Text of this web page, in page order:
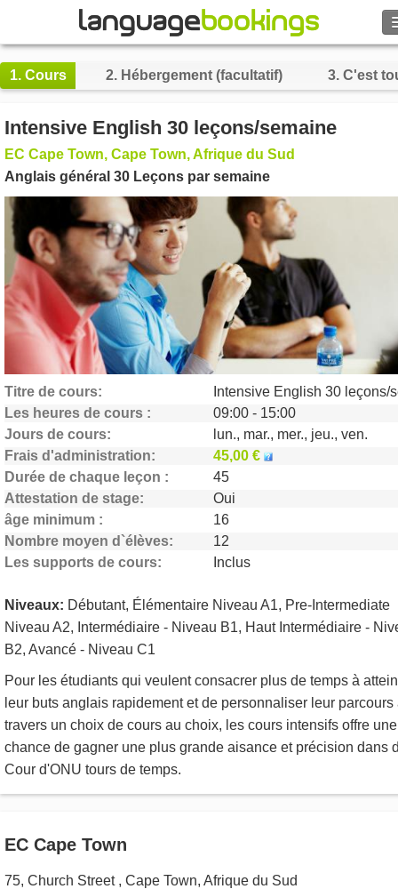
PARCOURIR
Se connecter
Aide
Monnaie €
Langue
1. Cours 2. Hébergement (facultatif) 3. C'est
Intensive English 30 leçons/semaine
EC Cape Town, Cape Town, Afrique du Sud
Anglais général 30 Leçons par semaine
Titre de cours
Les heures de cours
09:00 - 15:00
Jours de cours
lun., mar., mer., jeu., ven.
Frais d'administration
45,00 €
Durée de chaque leçon
45
Attestation de stage
Oui
âge minimum
16
Nombre moyen d`élèves
12
Les supports de cours
Inclus
Niveaux: Débutant, Élémentaire Niveau A1, Pre-Intermediate
Niveau A2, Intermédiaire - Niveau B1, Haut Intermédiaire -
B2, Avancé - Niveau C1
Pour les étudiants qui veulent consacrer plus de temps à
leur buts anglais rapidement et de personnaliser leur parcours
travers un choix de cours au choix, les cours intensifs offre une
chance de gagner une plus grande aisance et précision dans
Cour d'ONU tours de temps.
EC Cape Town
75, Church Street , Cape Town, Afrique du Sud